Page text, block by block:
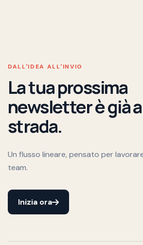
DALL'IDEA ALL'INVIO
La tua prossima
newsletter è già
strada.
Un flusso lineare, pensato per
team.
Inizia ora